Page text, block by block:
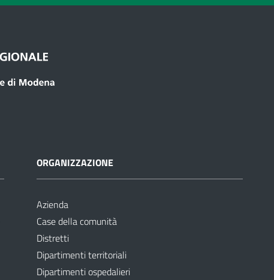
ORGANIZZAZIONE
Azienda
Case della comunità
Distretti
Dipartimenti territoriali
Dipartimenti ospedalieri